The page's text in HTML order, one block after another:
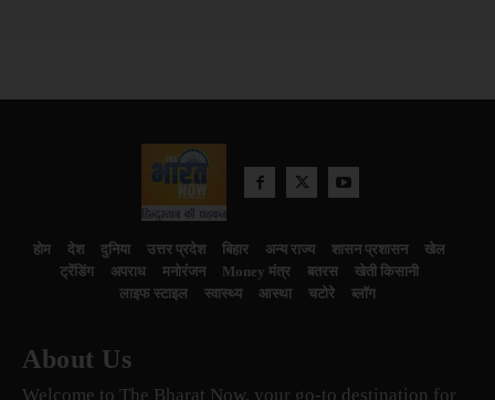
होम देश दुनिया उत्तर प्रदेश बिहार अन्य राज्य शासन प्रशासन
खेल
ट्रेंडिंग
अपराध मनोरंजन Money मंत्र बतरस
खेती किसानी
लाइफ स्टाइल
स्वास्थ्य आस्था चटोरे ब्लॉग
About Us
Welcome to The Bharat Now, your go-to destination for